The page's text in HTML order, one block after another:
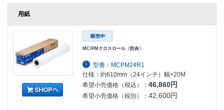
用紙
MC/PMクロスロール〈防炎〉
型番：MCPM24R1
仕様：約610mm（24インチ）幅×20M
希望小売価格（税込）： 46,860円
希望小売価格（税別）： 42,600円